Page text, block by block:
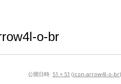
o-br
公開日時: 51 × 51 (icon-arrow4l-o-br)